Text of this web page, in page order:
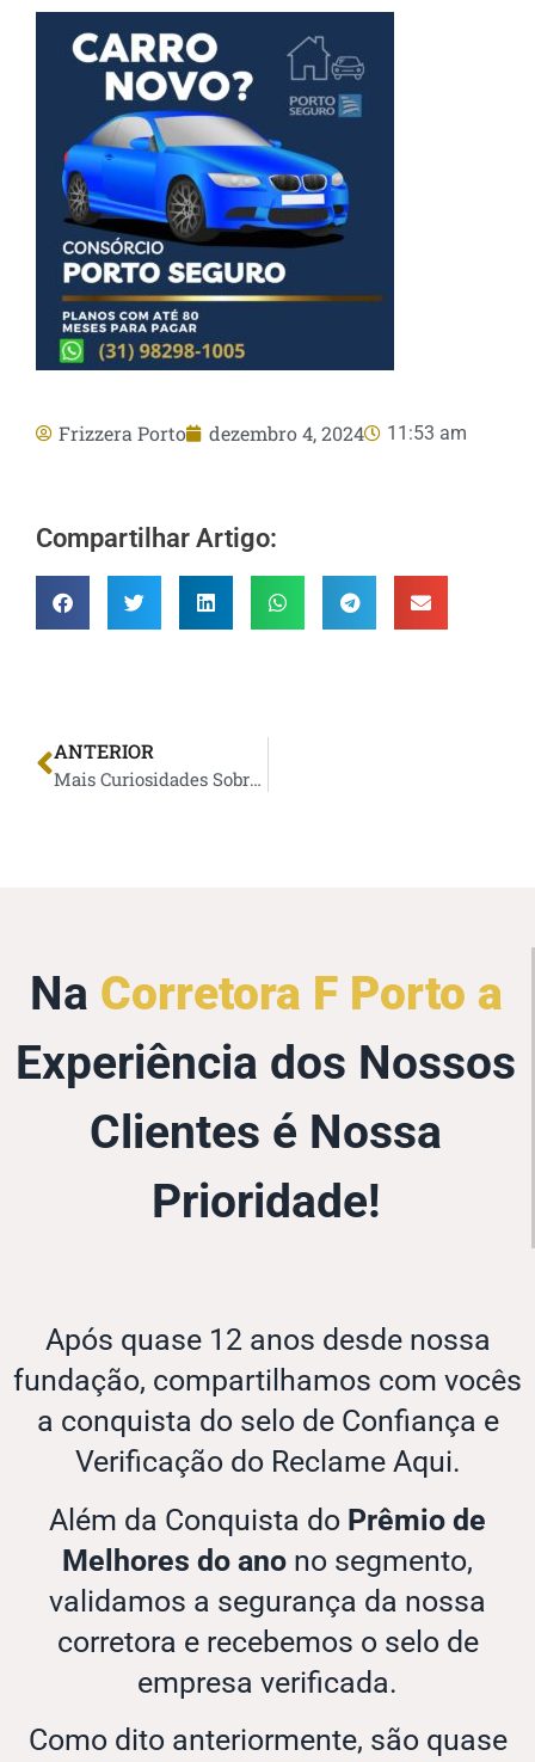
Frizzera Porto dezembro 4, 2024 11:53 am
Compartilhar Artigo:
ANTERIOR
Mais Curiosidades Sobre o Seguro Auto
Na Corretora F Porto a
Experiência dos Nossos
Clientes é Nossa
Prioridade!
Após quase 12 anos desde nossa
fundação, compartilhamos com vocês
a conquista do selo de Confiança e
Verificação do Reclame Aqui.
Além da Conquista do Prêmio de
Melhores do ano no segmento,
validamos a segurança da nossa
corretora e recebemos o selo de
empresa verificada.
Como dito anteriormente, são quase